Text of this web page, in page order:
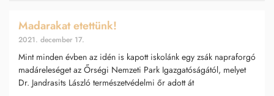
Madarakat etettünk!
2021. december 17.
Mint minden évben az idén is kapott iskolánk egy zsák napraforgó
madáreleséget az Őrségi Nemzeti Park Igazgatóságától, melyet
Dr. Jandrasits László természetvédelmi őr adott át